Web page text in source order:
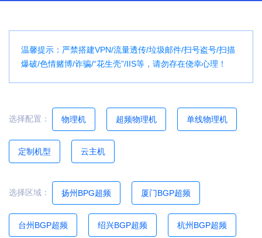
温馨提示：严禁搭建VPN/流量透传/垃圾邮件/扫号盗号/扫描
爆破/色情赌博/诈骗/“花生壳”/IIS等，请勿存在侥幸心理！
选择配置： 物理机 超频物理机 单线物理机
定制机型 云主机
选择区域： 扬州BPG超频 厦门BGP超频
台州BGP超频 绍兴BGP超频 杭州BGP超频